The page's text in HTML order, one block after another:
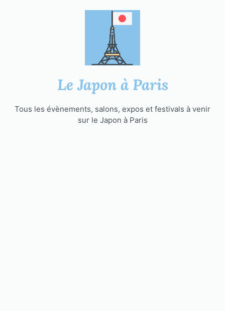
Le Japon à Paris
Tous les évènements, salons, expos et festivals à venir
sur le Japon à Paris